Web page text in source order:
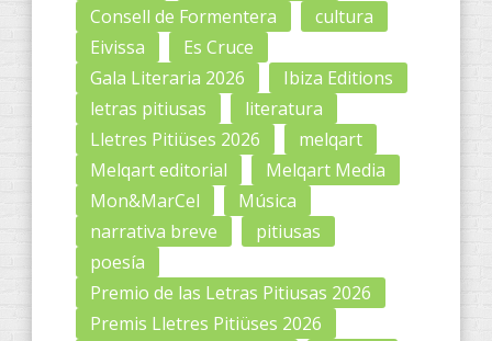
Consell de Formentera
cultura
Eivissa
Es Cruce
Gala Literaria 2026
Ibiza Editions
letras pitiusas
literatura
Lletres Pitiüses 2026
melqart
Melqart editorial
Melqart Media
Mon&MarCel
Música
narrativa breve
pitiusas
poesía
Premio de las Letras Pitiusas 2026
Premis Lletres Pitiüses 2026